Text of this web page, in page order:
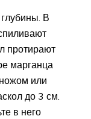
В
протирают
марганца
или
до 3 см.
в него